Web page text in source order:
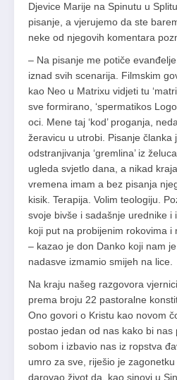
Djevice Marije na Spinutu u
pisanje, a vjerujemo da ste
neke od njegovih komentara
– Na pisanje me potiče
iznad svih scenarija. Filmskim
kao Neo u Matrixu vidjeti tu
sve formirano, ‘spermatikos
oci. Mene taj ‘kod’ proganja,
žeravicu u utrobi. Pisanje članka
odstranjivanja ‘gremlina’ iz
ugleda svjetlo dana, a nikad
vremena imam a bez pisanja
kisik. Terapija. Volim teologiju.
svoje bivše i sadašnje urednike i
koji put na probijenim rokovima i
– kazao je don Danko koji nam
nadasve izmamio smijeh na lice.
Na kraju našeg razgovora
prema broju 22 pastoralne
Ono govori o Kristu kao novom
postao jedan od nas kako bi
sobom i izbavio nas iz ropstva
umro za sve, riješio je
darovao život da, kao sinovi u